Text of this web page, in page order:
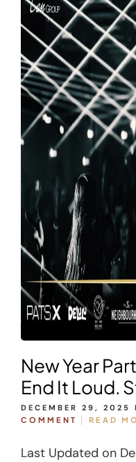
New Year
End It Loud.
DECEMBER 29, 2025
COMMENT
READ
Last Updated on